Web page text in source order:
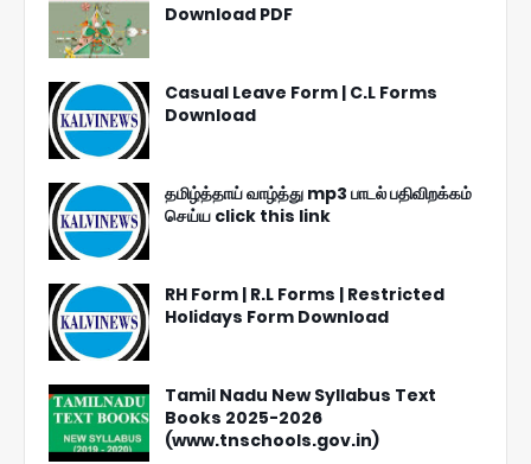
Download PDF
Casual Leave Form | C.L Forms
Download
தமிழ்த்தாய் வாழ்த்து mp3 பாடல் பதிவிறக்கம்
செய்ய click this link
RH Form | R.L Forms | Restricted
Holidays Form Download
Tamil Nadu New Syllabus Text
Books 2025-2026
(www.tnschools.gov.in)